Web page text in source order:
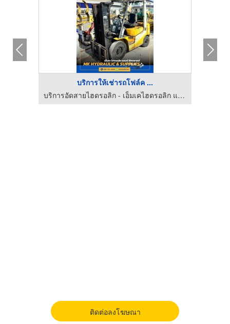
บริการให้เช่ารถโฟล์ค ...
บริการอัดสายไฮดรอลิก - เอ็มเคไฮดรอลิก แอนด์ซัพพลายส์
ติดต่อลงโฆษณา